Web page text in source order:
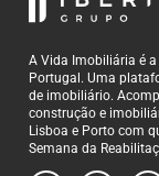
A Vida Imobiliária é
Portugal. Uma
de imobiliário.
construção e
Lisboa e Porto com
Semana da